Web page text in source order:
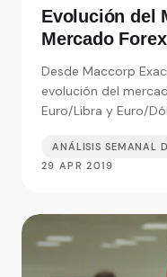
Evolución del
Mercado
de Exact
de moneda
Desde Maccorp
evolución del
Euro/Libra y Euro/
ANÁLISIS SEMANAL
29 APR 2019